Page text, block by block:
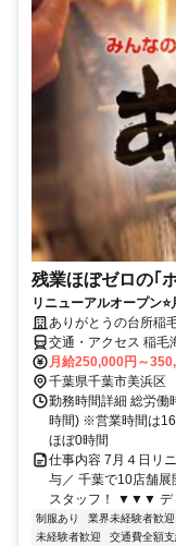
残業ほぼゼロの｢
リニューアルオープン
ありがとうの台所稲
交通・アクセス 稲毛
月給250,000円～
千葉県千葉市美浜区
勤務時間詳細 総労働
時間) ※営業時間は
ほぼ0時間
仕事内容 7月４日リ
与／ 千葉で10店舗展
スタッフ！ ▼▼▼ デ
制服あり 業界未経験者歓迎
未経験者歓迎
交通費全額